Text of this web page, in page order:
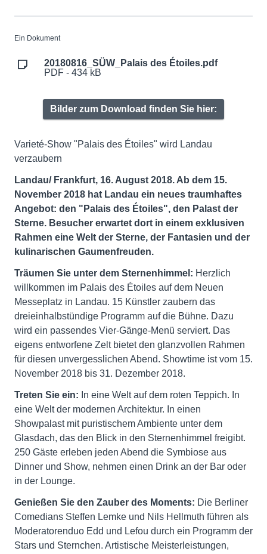
Ein Dokument
20180816_SÜW_Palais des Étoiles.pdf
PDF - 434 kB
Bilder zum Download finden Sie hier:
Varieté-Show "Palais des Étoiles" wird Landau
verzaubern
Landau/ Frankfurt, 16. August 2018. Ab dem 15.
November 2018 hat Landau ein neues traumhaftes
Angebot: den "Palais des Étoiles", den Palast der
Sterne. Besucher erwartet dort in einem exklusiven
Rahmen eine Welt der Sterne, der Fantasien und der
kulinarischen Gaumenfreuden.
Träumen Sie unter dem Sternenhimmel: Herzlich
willkommen im Palais des Étoiles auf dem Neuen
Messeplatz in Landau. 15 Künstler zaubern das
dreieinhalbstündige Programm auf die Bühne. Dazu
wird ein passendes Vier-Gänge-Menü serviert. Das
eigens entworfene Zelt bietet den glanzvollen Rahmen
für diesen unvergesslichen Abend. Showtime ist vom 15.
November 2018 bis 31. Dezember 2018.
Treten Sie ein: In eine Welt auf dem roten Teppich. In
eine Welt der modernen Architektur. In einen
Showpalast mit puristischem Ambiente unter dem
Glasdach, das den Blick in den Sternenhimmel freigibt.
250 Gäste erleben jeden Abend die Symbiose aus
Dinner und Show, nehmen einen Drink an der Bar oder
in der Lounge.
Genießen Sie den Zauber des Moments: Die Berliner
Comedians Steffen Lemke und Nils Hellmuth führen als
Moderatorenduo Edd und Lefou durch ein Programm der
Stars und Sternchen. Artistische Meisterleistungen,